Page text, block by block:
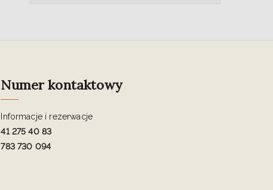
Numer kontaktowy
Informacje i rezerwacje
41 275 40 83
783 730 094